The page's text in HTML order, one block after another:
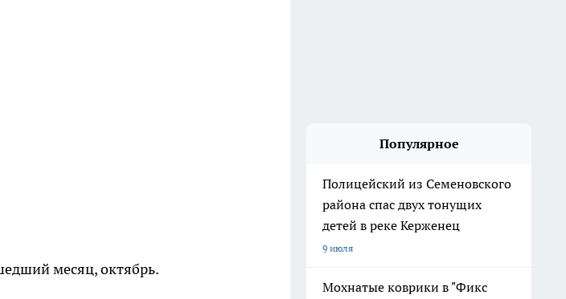
месяц, октябрь.
Популярное
Полицейский из Семеновского
района спас двух тонущих
детей в реке Керженец
9 июля
Мохнатые коврики в "Фикс